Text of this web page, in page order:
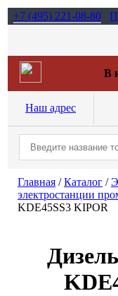
+7 (495) 221-08-80
В
Наш адрес
Главная /Каталог /
электростанции
KDE45SS3 KIPOR